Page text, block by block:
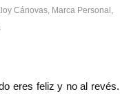
Cánovas, Marca Personal ,
eres feliz y no al revés.